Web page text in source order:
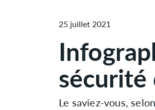
25 juillet 2021
sécurité
Le saviez-vous,